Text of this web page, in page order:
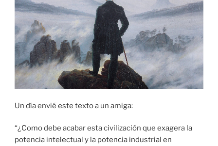
Un día envié este texto a un amiga:
“¿Como debe acabar esta civilización que exagera la
potencia intelectual y la potencia industrial en